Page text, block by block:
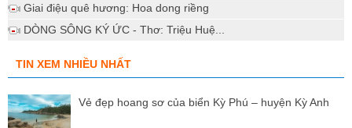
Giai điệu quê hương: Hoa dong riềng
DÒNG SÔNG KÝ ỨC - Thơ: Triệu Huệ...
TIN XEM NHIỀU NHẤT
Vẻ đẹp hoang sơ của biển Kỳ Phú – huyện Kỳ Anh